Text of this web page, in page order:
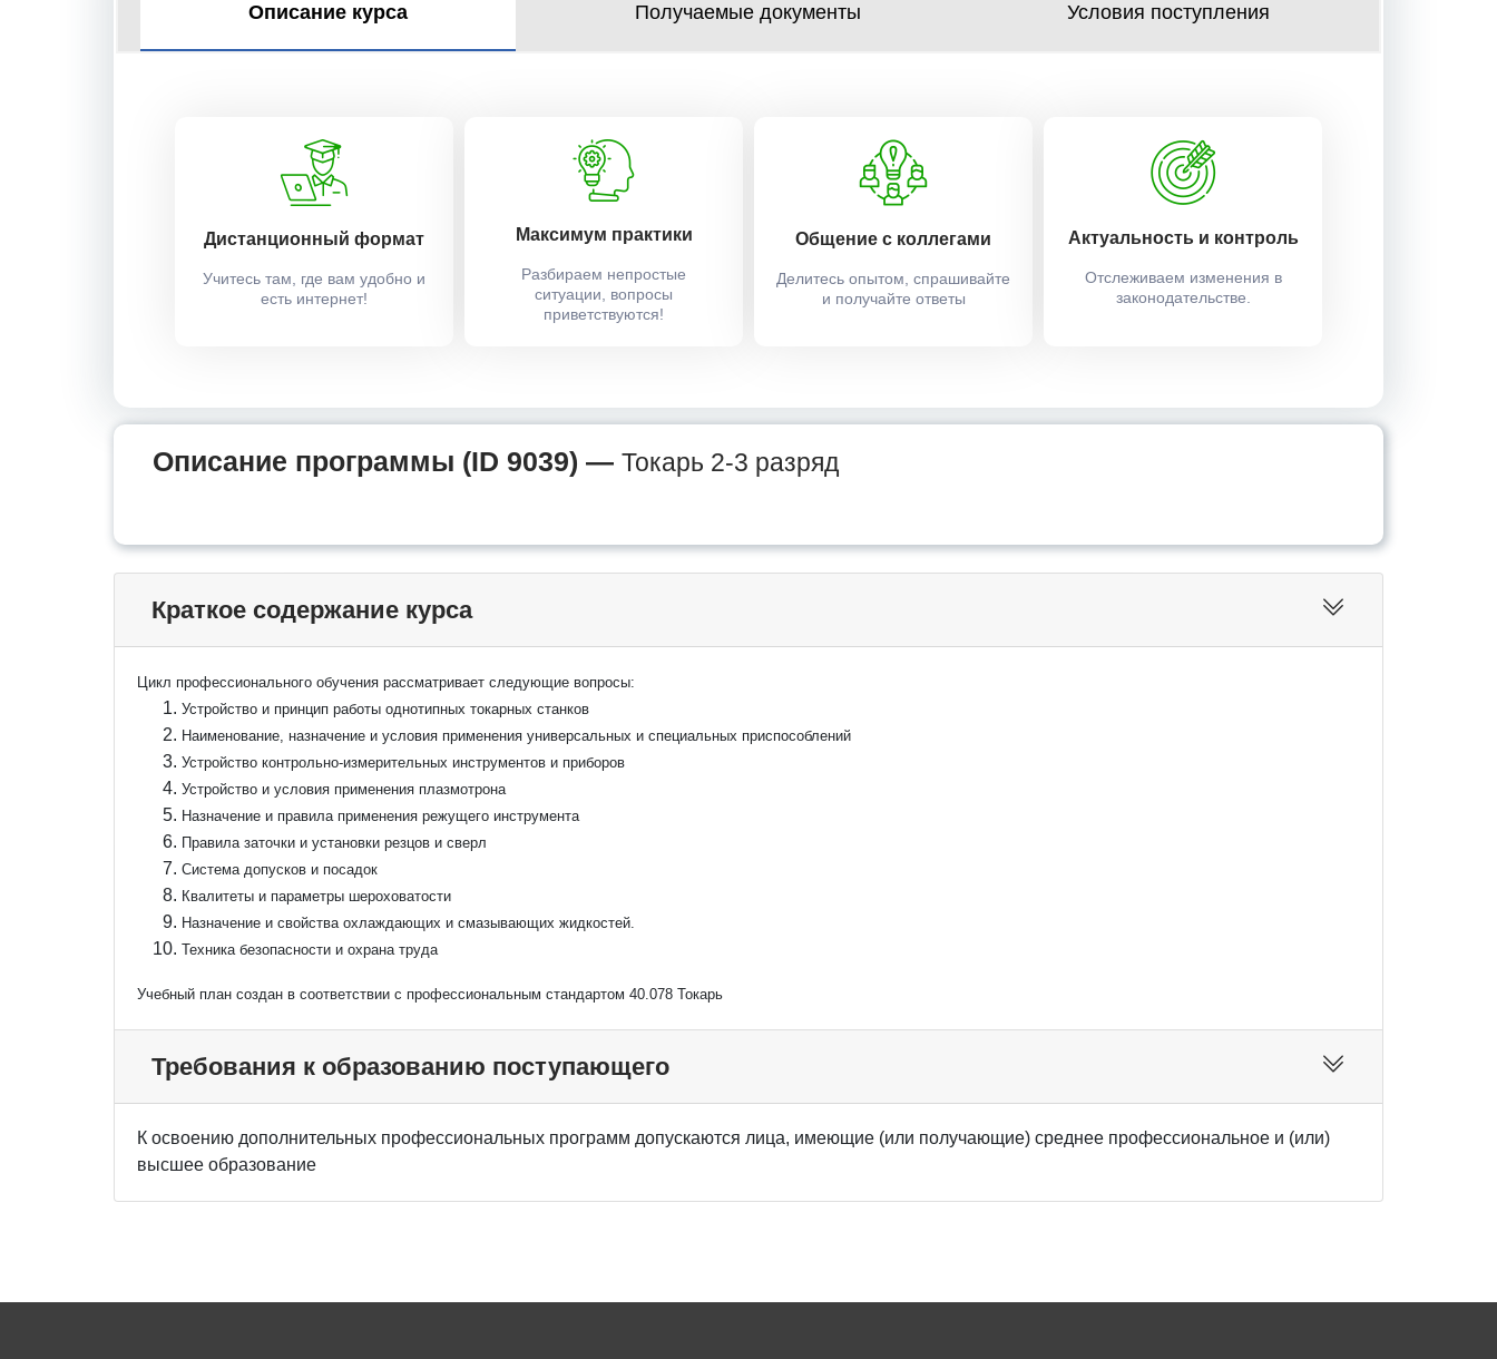
Описание курса Получаемые документы Условия поступления
Дистанционный формат
Учитесь там, где вам удобно и
есть интернет!
Максимум практики
Разбираем непростые
ситуации, вопросы
приветствуются!
Общение с коллегами
Делитесь опытом, спрашивайте
и получайте ответы
Актуальность и контроль
Отслеживаем изменения в
законодательстве.
Описание программы (ID 9039) — Токарь 2-3 разряд
Краткое содержание курса
Цикл профессионального обучения рассматривает следующие вопросы:
Устройство и принцип работы однотипных токарных станков
Наименование, назначение и условия применения универсальных и специальных приспособлений
Устройство контрольно-измерительных инструментов и приборов
Устройство и условия применения плазмотрона
Назначение и правила применения режущего инструмента
Правила заточки и установки резцов и сверл
Система допусков и посадок
Квалитеты и параметры шероховатости
Назначение и свойства охлаждающих и смазывающих жидкостей.
Техника безопасности и охрана труда
Учебный план создан в соответствии с профессиональным стандартом 40.078 Токарь
Требования к образованию поступающего
К освоению дополнительных профессиональных программ допускаются лица, имеющие (или получающие) среднее профессиональное и (или)
высшее образование